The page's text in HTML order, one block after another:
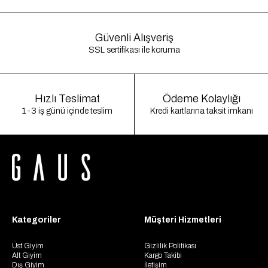
Güvenli Alışveriş
SSL sertifikası ile koruma
Hızlı Teslimat
1-3 iş günü içinde teslim
Ödeme Kolaylığı
Kredi kartlarına taksit imkanı
Kategoriler
Üst Giyim
Alt Giyim
Dış Giyim
Müşteri Hizmetleri
Gizlilik Politikası
Kargo Takibi
İletişim